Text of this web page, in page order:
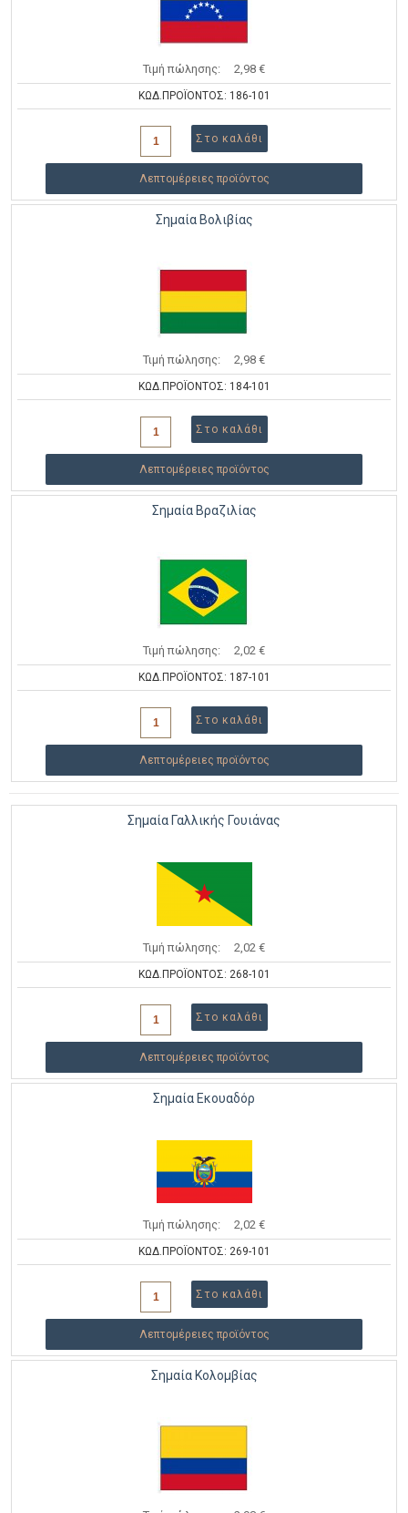
Τιμή πώλησης: 2,98 €
ΚΩΔ.ΠΡΟΪΟΝΤΟΣ: 186-101
Λεπτομέρειες προϊόντος
Σημαία Βολιβίας
Τιμή πώλησης: 2,98 €
ΚΩΔ.ΠΡΟΪΟΝΤΟΣ: 184-101
Λεπτομέρειες προϊόντος
Σημαία Βραζιλίας
Τιμή πώλησης: 2,02 €
ΚΩΔ.ΠΡΟΪΟΝΤΟΣ: 187-101
Λεπτομέρειες προϊόντος
Σημαία Γαλλικής Γουιάνας
Τιμή πώλησης: 2,02 €
ΚΩΔ.ΠΡΟΪΟΝΤΟΣ: 268-101
Λεπτομέρειες προϊόντος
Σημαία Εκουαδόρ
Τιμή πώλησης: 2,02 €
ΚΩΔ.ΠΡΟΪΟΝΤΟΣ: 269-101
Λεπτομέρειες προϊόντος
Σημαία Κολομβίας